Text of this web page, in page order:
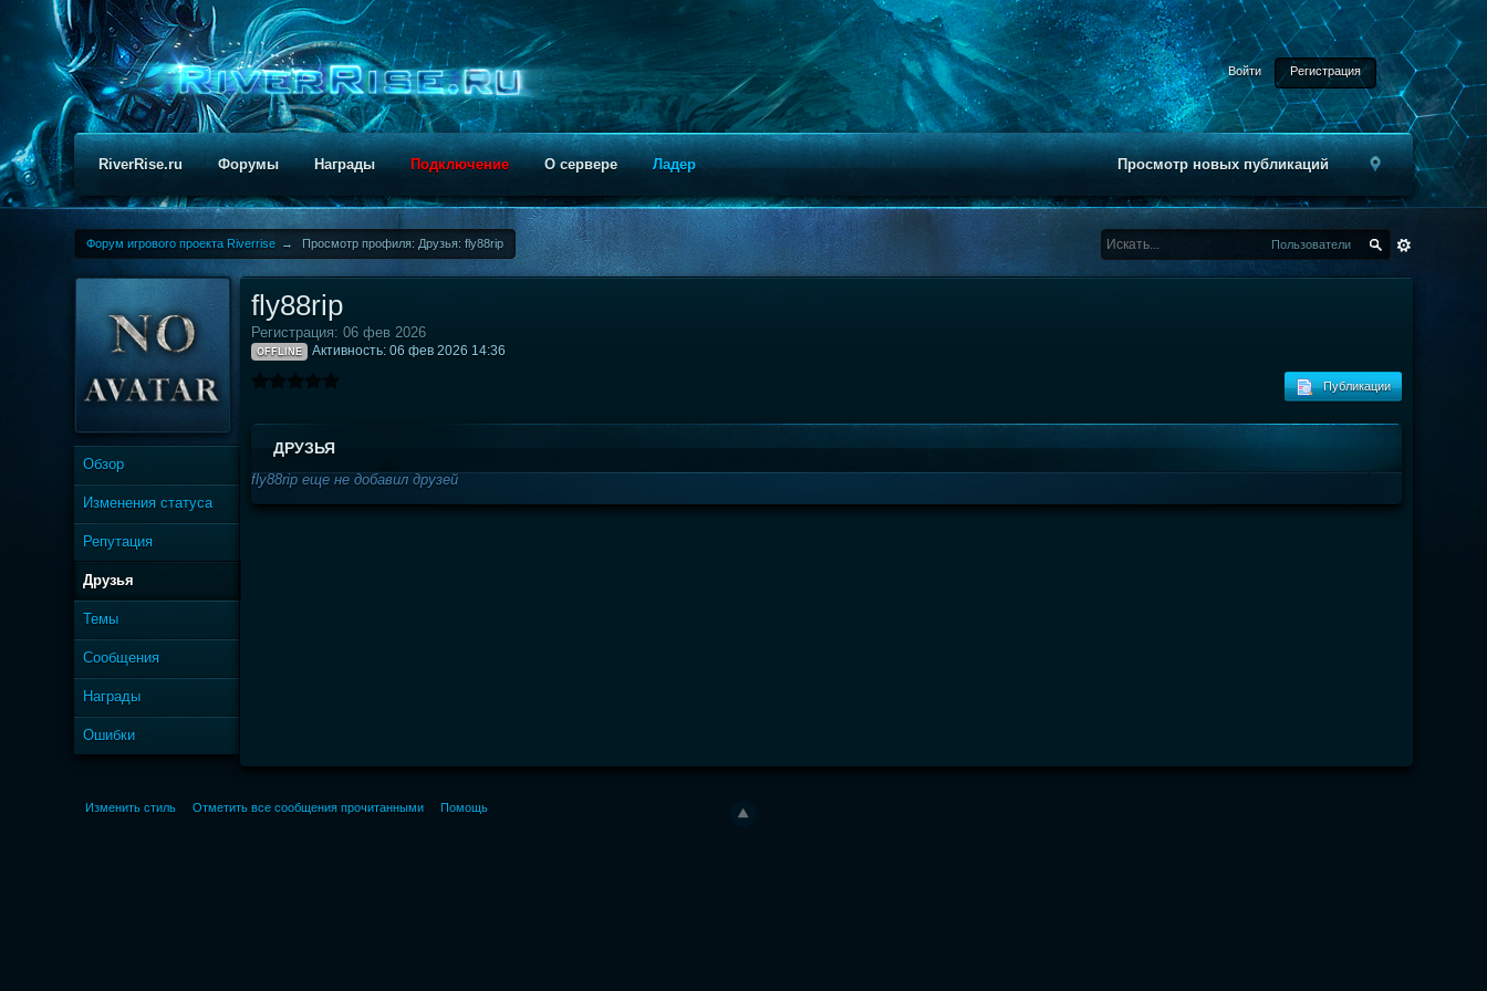
Войти Регистрация
Просмотр новых публикаций
RiverRise.ru Форумы Награды Подключение О сервере Ладер
Форум игрового проекта Riverrise → Просмотр профиля: Друзья: fly88rip Пользователи
Обзор
Изменения статуса
Репутация
Друзья
Темы
Сообщения
Награды
Ошибки
fly88rip
Регистрация: 06 фев 2026
OFFLINE Активность: 06 фев 2026 14:36
Публикации
ДРУЗЬЯ
fly88rip еще не добавил друзей
Изменить стиль Отметить все сообщения прочитанными Помощь